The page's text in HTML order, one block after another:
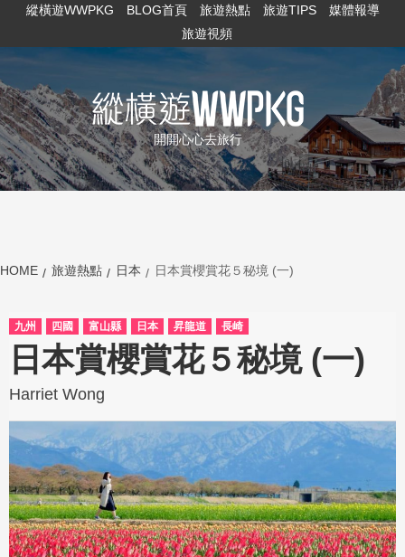
縱橫遊WWPKG BLOG首頁 旅遊熱點 旅遊TIPS
媒體報導
旅遊視頻
開開心心去旅行
HOME 旅遊熱點 日本 日本賞櫻賞花５秘境 (一)
九州 四國 富山縣 日本 昇龍道 長崎
日本賞櫻賞花５秘境 (一)
Harriet Wong